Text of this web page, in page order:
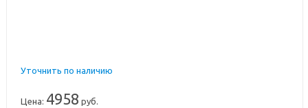
Уточнить по наличию
Цена: 4958 руб.